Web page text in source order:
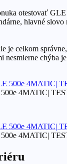
otestovať
hlavné
je celkom
nesmierne chýba
500e 4MATIC|
500e 4MATIC|